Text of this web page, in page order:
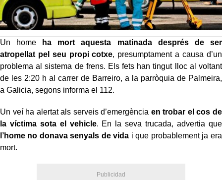
Un home
ha mort aquesta matinada després de ser
atropellat pel seu propi cotxe, presumptament a causa d’un
problema al sistema de frens. Els fets han tingut lloc al voltant
de les 2:20 h al carrer de Barreiro, a la parròquia de Palmeira,
a Galicia, segons informa el 112.
Un veí ha alertat als serveis d’emergència en trobar el cos de
la víctima sota el vehicle. En la seva trucada, advertia que
l’home no donava senyals de vida i que probablement ja era
mort.